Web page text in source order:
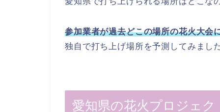
参加業者が過去どこの場所の花火大会
独自で打ち上げ場所を予測してみまし
愛知県の花火プロジェ